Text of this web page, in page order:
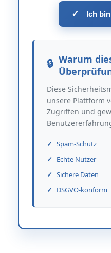
✓ Ich
Warum
Diese
unsere Plattform
Zugriffen und
Spam-Schutz
Echte Nutzer
Sichere Daten
DSGVO-konform